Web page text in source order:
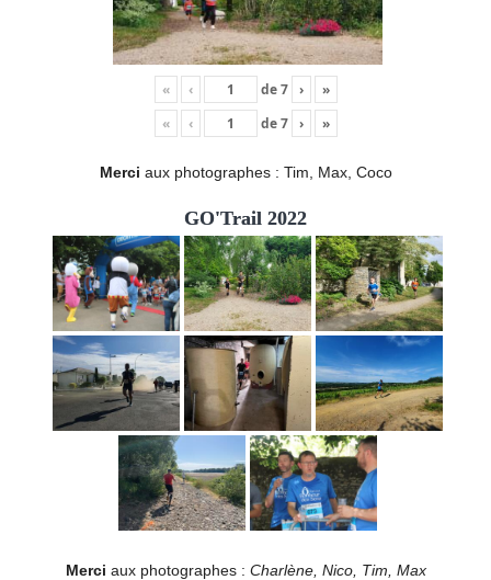
« ‹ de7 ›
»
«
‹ de7 › »
Merci aux photographes : Tim, Max, Coco
GO'Trail 2022
Merci aux photographes : Charlène, Nico, Tim, Max